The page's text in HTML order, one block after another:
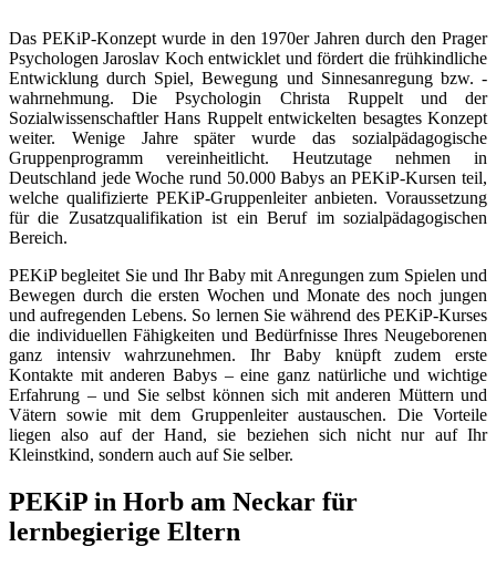
Das PEKiP-Konzept wurde in den 1970er Jahren durch den Prager
Psychologen Jaroslav Koch entwicklet und fördert die frühkindliche
Entwicklung durch Spiel, Bewegung und Sinnesanregung bzw. -
wahrnehmung. Die Psychologin Christa Ruppelt und der
Sozialwissenschaftler Hans Ruppelt entwickelten besagtes Konzept
weiter. Wenige Jahre später wurde das sozialpädagogische
Gruppenprogramm vereinheitlicht. Heutzutage nehmen in
Deutschland jede Woche rund 50.000 Babys an PEKiP-Kursen teil,
welche qualifizierte PEKiP-Gruppenleiter anbieten. Voraussetzung
für die Zusatzqualifikation ist ein Beruf im sozialpädagogischen
Bereich.
PEKiP begleitet Sie und Ihr Baby mit Anregungen zum Spielen und
Bewegen durch die ersten Wochen und Monate des noch jungen
und aufregenden Lebens. So lernen Sie während des PEKiP-Kurses
die individuellen Fähigkeiten und Bedürfnisse Ihres Neugeborenen
ganz intensiv wahrzunehmen. Ihr Baby knüpft zudem erste
Kontakte mit anderen Babys – eine ganz natürliche und wichtige
Erfahrung – und Sie selbst können sich mit anderen Müttern und
Vätern sowie mit dem Gruppenleiter austauschen. Die Vorteile
liegen also auf der Hand, sie beziehen sich nicht nur auf Ihr
Kleinstkind, sondern auch auf Sie selber.
PEKiP in Horb am Neckar für
lernbegierige Eltern